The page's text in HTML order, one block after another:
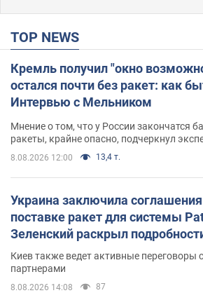
TOP NEWS
Кремль получил "окно
остался почти без ракет: как
Интервью с Мельником
Мнение о том, что у России закончатся
ракеты, крайне опасно, подчеркнул
8.08.2026 12:00 13,4 т.
Украина заключила
поставке ракет для системы
Зеленский раскрыл
Киев также ведет активные переговоры
партнерами
8.08.2026 14:08 87